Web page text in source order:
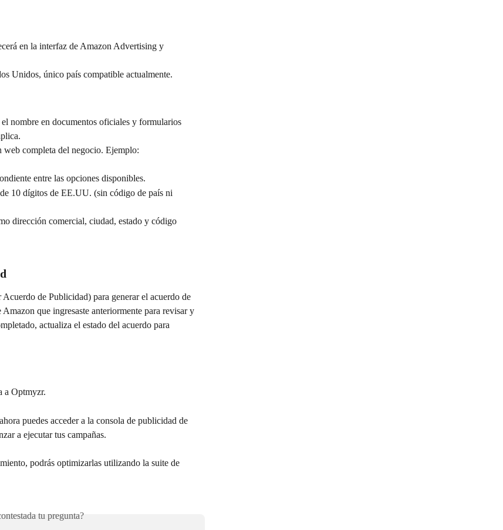
en la interfaz de Amazon Advertising y
Unidos, único país compatible actualmente.
nombre en documentos oficiales y formularios
web completa del negocio. Ejemplo:
entre las opciones disponibles.
10 dígitos de EE.UU. (sin código de país ni
dirección comercial, ciudad, estado y código
de Publicidad) para generar el acuerdo de
que ingresaste anteriormente para revisar y
actualiza el estado del acuerdo para
a Optmyzr.
puedes acceder a la consola de publicidad de
a ejecutar tus campañas.
podrás optimizarlas utilizando la suite de
tu pregunta?